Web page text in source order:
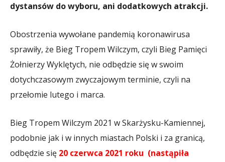
dystansów do wyboru, ani dodatkowych atrakcji.
Obostrzenia wywołane pandemią koronawirusa
sprawiły, że Bieg Tropem Wilczym, czyli Bieg Pamięci
Żołnierzy Wyklętych, nie odbędzie się w swoim
dotychczasowym zwyczajowym terminie, czyli na
przełomie lutego i marca.
Bieg Tropem Wilczym 2021 w Skarżysku-Kamiennej,
podobnie jak i w innych miastach Polski i za granicą,
odbędzie się 20 czerwca 2021 roku (nastąpiła